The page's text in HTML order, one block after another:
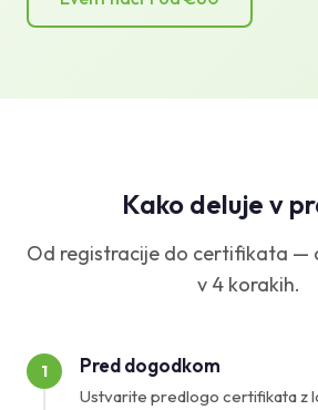
Kako deluje v
Od registracije do certifikata —
v 4 korakih.
1 Pred dogodkom
Ustvarite predlogo certifikata z